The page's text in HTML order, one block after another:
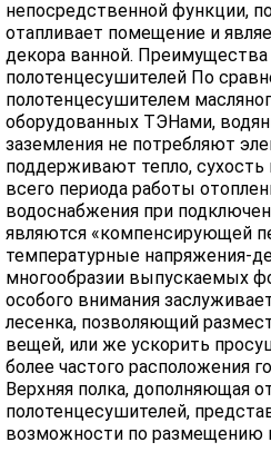
непосредственной функции,
отапливает помещение и
декора ванной.
полотенцесушителей По
полотенцесушителем
оборудованных ТЭНами,
заземления не потребляют
поддерживают тепло,
всего периода работы
водоснабжения при
являются «компенсирующей
температурные напряжения-
многообразии выпускаемых
особого внимания
лесенка, позволяющий
вещей, или же ускорить
более частого расположения
Верхняя полка, дополняющая
полотенцесушителей,
возможности по размещению